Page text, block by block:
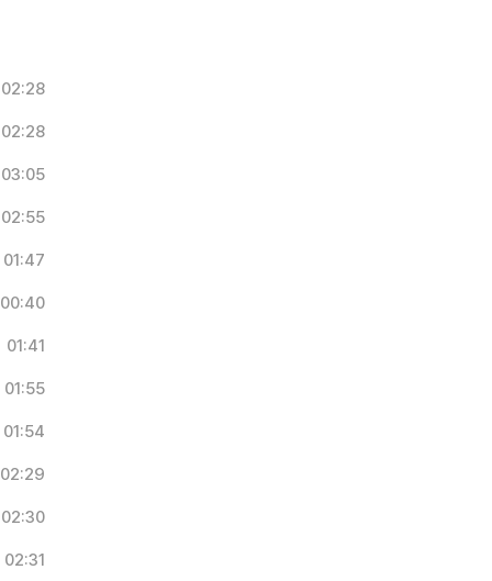
02:28
02:28
03:05
02:55
01:47
00:40
01:41
01:55
01:54
02:29
02:30
02:31